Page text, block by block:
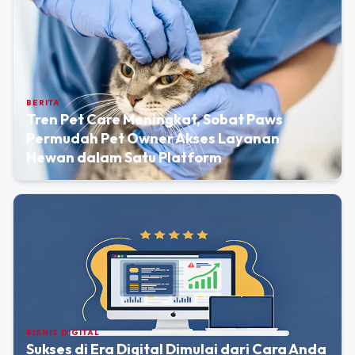
BERITA
Tren Pet Care Meningkat, Sobat Paws
Permudah Pet Owner Akses Layanan
Hewan dalam Satu Platform
BISNIS DIGITAL
Sukses di Era Digital Dimulai dari Cara Anda